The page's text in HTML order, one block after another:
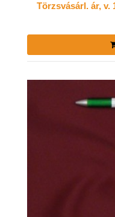
Törzsvásárl. ár, v.